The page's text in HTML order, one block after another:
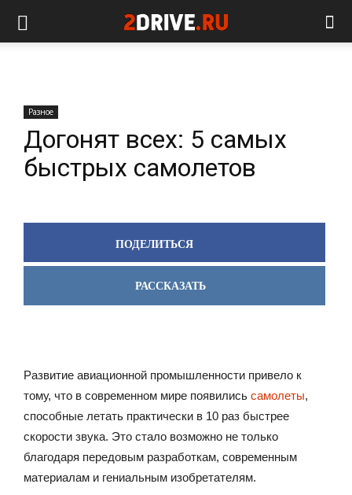
Разное
Догонят всех: 5 самых
быстрых самолетов
ПОДЕЛИТЬСЯ
РАССКАЗАТЬ
Развитие авиационной промышленности привело к
тому, что в современном мире появились самолеты,
способные летать практически в 10 раз быстрее
скорости звука. Это стало возможно не только
благодаря передовым разработкам, современным
материалам и гениальным изобретателям.